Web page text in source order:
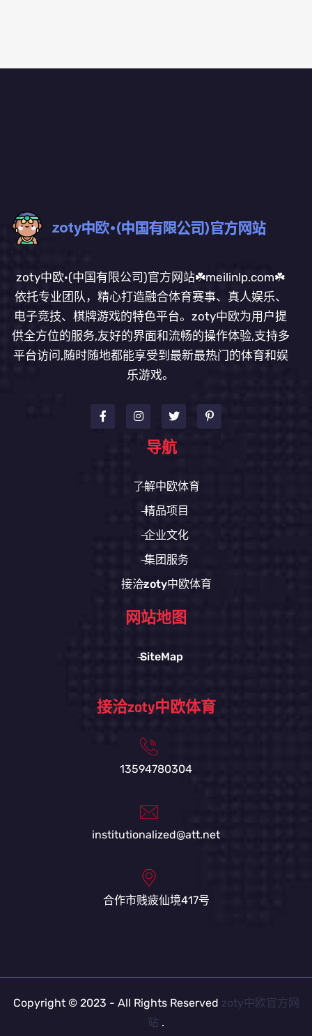
zoty中欧·(中国有限公司)官方网站☘️meilinlp.com☘️
依托专业团队，精心打造融合体育赛事、真人娱乐、
电子竞技、棋牌游戏的特色平台。zoty中欧为用户提
供全方位的服务,友好的界面和流畅的操作体验,支持多
平台访问,随时随地都能享受到最新最热门的体育和娱
乐游戏。
导航
了解中欧体育
精品项目
企业文化
集团服务
接洽zoty中欧体育
网站地图
SiteMap
接洽zoty中欧体育
13594780304
institutionalized@att.net
合作市贱疲仙境417号
Copyright © 2023 - All Rights Reserved zoty中欧官方网
站 .